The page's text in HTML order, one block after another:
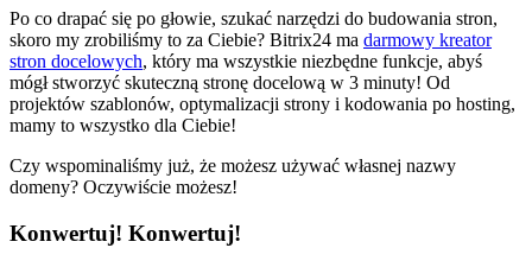
Po co drapać się po głowie, szukać narzędzi do budowania stron,
skoro my zrobiliśmy to za Ciebie? Bitrix24 ma darmowy kreator
stron docelowych, który ma wszystkie niezbędne funkcje, abyś
mógł stworzyć skuteczną stronę docelową w 3 minuty! Od
projektów szablonów, optymalizacji strony i kodowania po hosting,
mamy to wszystko dla Ciebie!
Czy wspominaliśmy już, że możesz używać własnej nazwy
domeny? Oczywiście możesz!
Konwertuj! Konwertuj!